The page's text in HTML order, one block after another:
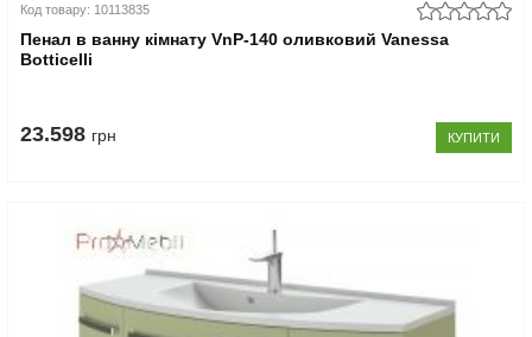
Код товару: 10113835
Пенал в ванну кімнату VnP-140 оливковий Vanessa
Botticelli
23.598 грн КУПИТИ